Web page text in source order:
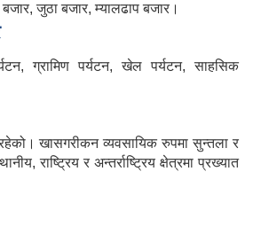
जुठा बजार, म्यालढाप बजार।
ग्रामिण पर्यटन, खेल पर्यटन, साहसिक
रहेको। खासगरीकन व्यवसायिक रुपमा सुन्तला र
राष्ट्रिय र अन्तर्राष्ट्रिय क्षेत्रमा प्रख्यात